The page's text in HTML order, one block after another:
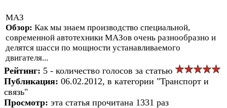
МАЗ
Обзор: Как мы знаем производство специальной,
современной автотехники МАЗов очень разнообразно и
делятся шасси по мощности устанавливаемого
двигателя...
Рейтинг: 5 - количество голосов за статью
Публикация: 06.02.2012, в категории "Транспорт и
связь"
Просмотр: эта статья прочитана 1331 раз